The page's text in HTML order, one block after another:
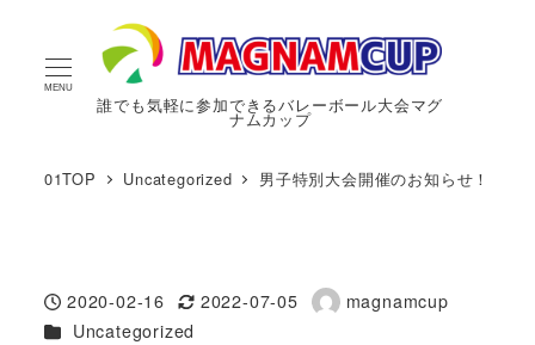
MENU
誰でも気軽に参加できるバレーボール大会マグ
ナムカップ
01TOP Uncategorized 男子特別大会開催のお知らせ！
投稿日
2020-02-16
更新日
2022-07-05
著
magnamcup
カテゴリー
Uncategorized